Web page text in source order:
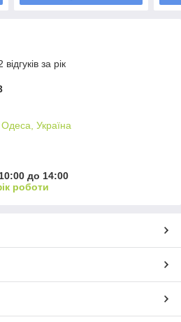
за рік
Україна
до 14:00
роботи